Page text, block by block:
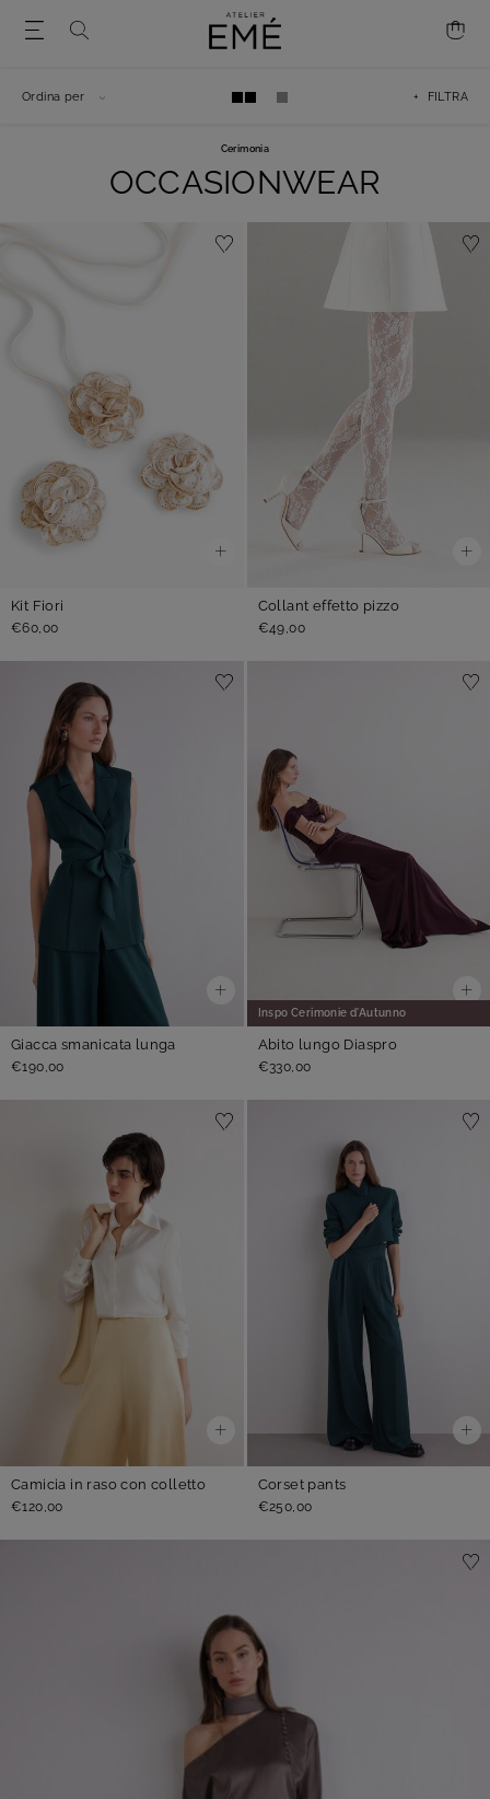
Cerimonia
OCCASIONWEAR
+ FILTRA
Ordina per
Kit Fiori
€60,00
Collant effetto pizzo
€49,00
Giacca smanicata lunga
€190,00
Inspo Cerimonie d'Autunno
Abito lungo Diaspro
€330,00
Camicia in raso con colletto
€120,00
Corset pants
€250,00